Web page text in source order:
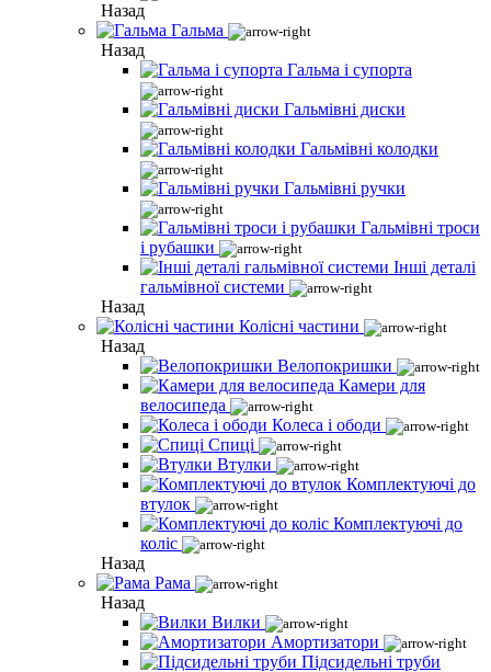
Назад
Гальма
Назад
Гальма і супорта
Гальмівні диски
Гальмівні колодки
Гальмівні ручки
Гальмівні троси
і рубашки
Інші деталі
гальмівної системи
Назад
Колісні частини
Назад
Велопокришки
Камери для
велосипеда
Колеса і ободи
Спиці
Втулки
Комплектуючі до
втулок
Комплектуючі до
коліс
Назад
Рама
Назад
Вилки
Амортизатори
Підсидельні труби